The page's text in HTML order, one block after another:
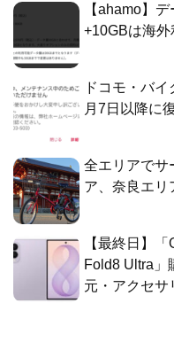
【ahamo】
+10GBは海
ドコモ・バ
月7日以降に
全エリアでサ
ア、奈良エリ
【最終日】
Fold8 Ultra」
元・アクセサ